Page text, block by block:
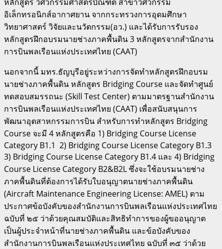
อิเล็กทรอนิกส์อากาศยาน จากกระทรวงการอุดมศึกษา
วิทยาศาสตร์ วิจัยและนวัตกรรม(อว.) และได้รับการรับรอง
หลักสูตรฝึกอบรมนายช่างภาคพื้นดิน 3 หลักสูตรจากสำนักงาน
การบินพลเรือนแห่งประเทศไทย (CAAT)
นอกจากนี้ มทร.ธัญบุรีอยู่ระหว่างการจัดทำหลักสูตรฝึกอบรม
นายช่างภาคพื้นดิน หลักสูตร Bridging Course และจัดทำศูนย์
ทดสอบสมรรถนะ (Skill Test Center) ตามมาตรฐานสำนักงาน
การบินพลเรือนแห่งประเทศไทย (CAAT) เพื่อสนับสนุนการ
พัฒนาอุตสาหกรรมการบิน สำหรับการทำหลักสูตร Bridging
Course จะมี 4 หลักสูตรคือ 1) Bridging Course License
Category B1.1 2) Bridging Course License Category B1.3
3) Bridging Course License Category B1.4 และ 4) Bridging
Course License Category B2&B2L ซึ่งจะใช้อบรมนายช่าง
ภาคพื้นดินที่ต้องการได้รับใบอนุญาตนายช่างภาคพื้นดิน
(Aircraft Maintenance Engineering License: AMEL) ตาม
ประกาศข้อบังคับของสำนักงานการบินพลเรือนแห่งประเทศไทย
ฉบับที่ ๒๕ ว่าด้วยคุณสมบัติและสิทธิทำการของผู้ขออนุญาต
เป็นผู้ประจำหน้าที่นายช่างภาคพื้นดิน และข้อบังคับของ
สำนักงานการบินพลเรือนแห่งประเทศไทย ฉบับที่ ๓๕ ว่าด้วย